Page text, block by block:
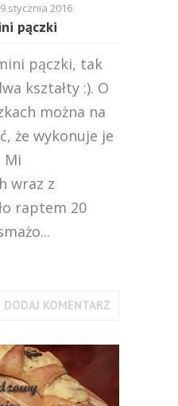
stycznia 2016
pączki
pączki, tak
kształty :). O
można na
że wykonuje je
Mi
wraz z
raptem 20
DODAJ KOMENTARZ